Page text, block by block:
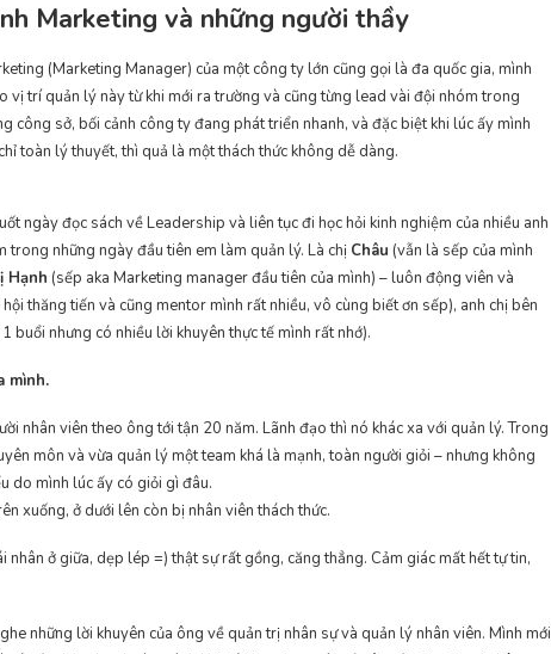
Marketing và những người thầy
(Marketing Manager) của một công ty lớn cũng gọi là đa quốc gia, mình
vị trí quản lý này từ khi mới ra trường và cũng từng lead vài đội nhóm trong
công sở, bối cảnh công ty đang phát triển nhanh, và đặc biệt khi lúc ấy mình
toàn lý thuyết, thì quả là một thách thức không dễ dàng.
ngày đọc sách về Leadership và liên tục đi học hỏi kinh nghiệm của nhiều anh
trong những ngày đầu tiên em làm quản lý. Là chị Châu (vẫn là sếp của mình
Hạnh (sếp aka Marketing manager đầu tiên của mình) – luôn động viên và
thăng tiến và cũng mentor mình rất nhiều, vô cùng biết ơn sếp), anh chị bên
buổi nhưng có nhiều lời khuyên thực tế mình rất nhớ).
mình.
nhân viên theo ông tới tận 20 năm. Lãnh đạo thì nó khác xa với quản lý. Trong
môn và vừa quản lý một team khá là mạnh, toàn người giỏi – nhưng không
do mình lúc ấy có giỏi gì đâu.
xuống, ở dưới lên còn bị nhân viên thách thức.
ở giữa, dẹp lép =) thật sự rất gồng, căng thẳng. Cảm giác mất hết tự tin,
những lời khuyên của ông về quản trị nhân sự và quản lý nhân viên. Mình mới